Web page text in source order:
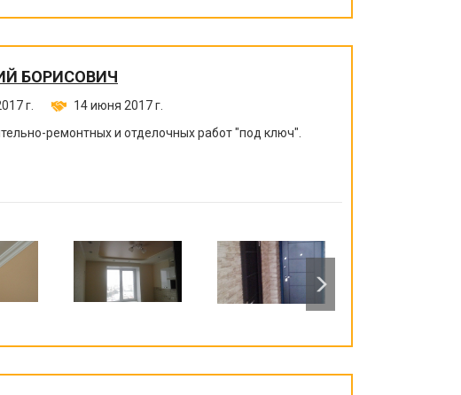
БОРИСОВИЧ
г.
14 июня 2017 г.
ремонтных и отделочных работ "под ключ".